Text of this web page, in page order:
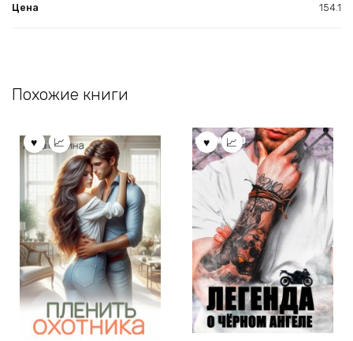
Цена 154.1
Похожие книги